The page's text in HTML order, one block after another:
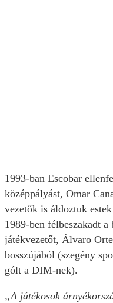
1993-ban Escobar
középpályást, Omar
vezetők is áldoztuk
1989-ben félbeszakadt
játékvezetőt, Álvaro
bosszújából (szegény
gólt a DIM-nek).
„A játékosok